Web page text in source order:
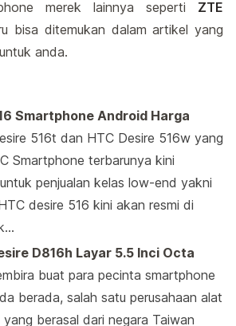
merek lainnya seperti ZTE
bisa ditemukan dalam artikel yang
anda.
Smartphone Android Harga
516t dan HTC Desire 516w yang
Smartphone terbarunya kini
penjualan kelas low-end yakni
desire 516 kini akan resmi di
D816h Layar 5.5 Inci Octa
buat para pecinta smartphone
berada, salah satu perusahaan alat
berasal dari negara Taiwan